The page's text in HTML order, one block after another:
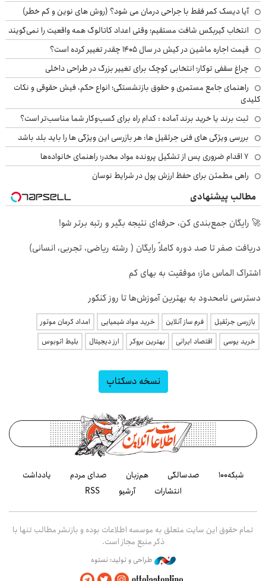
آیا دیسک کمر فقط با جراحی درمان می شود؟ (روش های نوین و کم خطر)
انتخاب گیربکس شافت مستقیم؛ وقتی اعداد کاتالوگ همه واقعیت را نمی‌گویند
قیمت اجاره ماشین در کیش در سال ۱۴۰۵ چقدر تغییر کرده است؟
چراغ سقفی توکار؛ انتخابی کوچک برای تغییر بزرگ در طراحی داخلی
راهنمای جامع مستمری و حقوق بازنشستگی؛ انواع حکم، فیش حقوقی و نکات
کلیدی
ثبت برند یا خرید برند آماده : کدام راه برای کسب‌وکار شما مناسب‌تر است؟
بررسی ویژگی های فنی جرثقیل ها: هر بازرسی این ویژگی ها را باید بلد باشد
۷ اقدام ضروری پس از تشکیل پرونده مواد مخدر؛ راهنمای خانواده‌ها
راهی مطمئن برای حفظ ارزش پول در شرایط نوسان
مطالب پیشنهادی
🚀 رایگان جمع‌بندی کن، حرفه‌ای نتیجه بگیر و رتبه برتر شو!
دریافت صفر تا صد دوره کاملاً رایگان ( رشته ریاضی، تجربی، انسانی)
اشتراک الماس ماز: موفقیت به بهای کم
دسترسی نامحدود به بهترین آموزش‌ها تا روز کنکور
بازرسی جرثقیل فرم ساز آنلاین خرید مواد شیمیایی
امداد کرمان موتور
خرید یوسی
اقتصاد ایرانی بهترین بروکر ارز دیجیتال بلیط اتوبوس
نسخه دسکتاپ
شبکه۱۰۰ صدسالگی هم‌زبان صدای مردم
یادداشت
انتشارات
آرشیو RSS
تمام حقوق این سایت متعلق به موسسه اطلاعات بوده و بازنشر مطالب تنها با
ذکر منبع مجاز است.
طراحی و تولید: نستوه